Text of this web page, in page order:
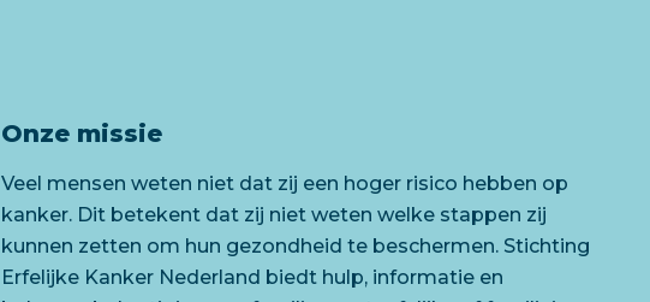
Onze missie
Veel mensen weten niet dat zij een hoger risico hebben op
kanker. Dit betekent dat zij niet weten welke stappen zij
kunnen zetten om hun gezondheid te beschermen. Stichting
Erfelijke Kanker Nederland biedt hulp, informatie en